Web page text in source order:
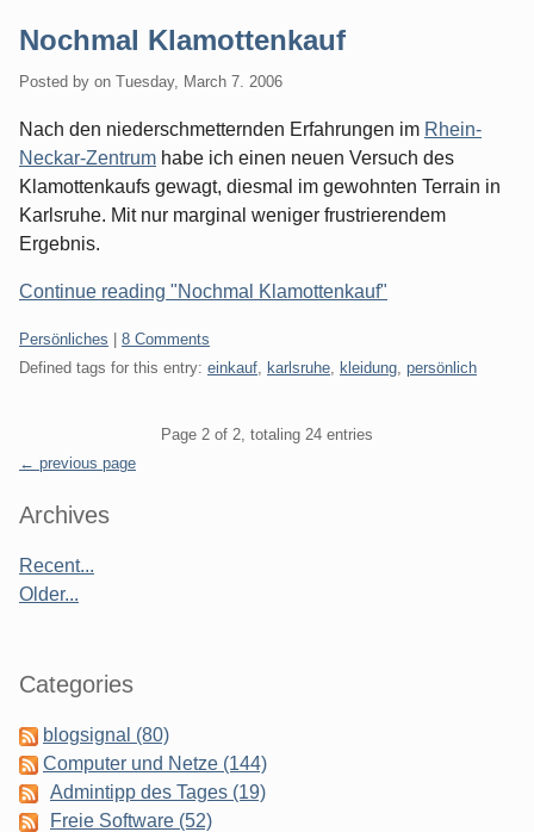
Nochmal Klamottenkauf
Posted by on Tuesday, March 7. 2006
Nach den niederschmetternden Erfahrungen im Rhein-
Neckar-Zentrum habe ich einen neuen Versuch des
Klamottenkaufs gewagt, diesmal im gewohnten Terrain in
Karlsruhe. Mit nur marginal weniger frustrierendem
Ergebnis.
Continue reading "Nochmal Klamottenkauf"
Categories:
Persönliches
8 Comments
Defined tags for this entry: einkauf karlsruhe kleidung persönlich
Page 2 of 2, totaling 24 entries
← previous page
Sidebar
Archives
Recent...
Older...
Categories
blogsignal (80)
Computer und Netze (144)
Admintipp des Tages (19)
Freie Software (52)